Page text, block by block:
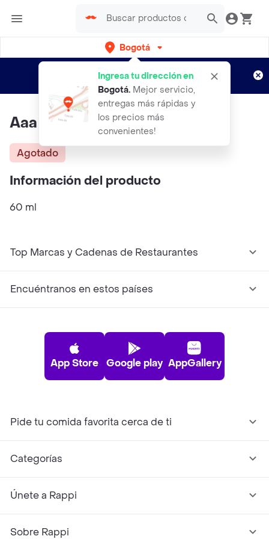
Bogotá
Ingresa tu dirección en
Bogotá. Mejor servicio,
entregas más rápidas y
los precios más
convenientes!
envíos gratis por semanas
Aplican TyC
Aaa Jean Paul Gaultier
Agotado
Información del producto
60 ml
Top Marcas y Cadenas de Restaurantes
Encuéntranos en estos países
App Store Google play AppGallery
Pide tu comida favorita cerca de ti
Categorías
Únete a Rappi
Sobre Rappi